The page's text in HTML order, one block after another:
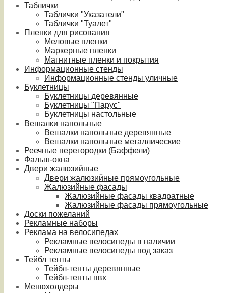
Таблички
Таблички "Указатели"
Таблички "Туалет"
Пленки для рисования
Меловые пленки
Маркерные пленки
Магнитные пленки и покрытия
Информационные стенды
Информационные стенды уличные
Буклетницы
Буклетницы деревянные
Буклетницы "Парус"
Буклетницы настольные
Вешалки напольные
Вешалки напольные деревянные
Вешалки напольные металлические
Реечные перегородки (Баффели)
Фальш-окна
Двери жалюзийные
Двери жалюзийные прямоугольные
Жалюзийные фасады
Жалюзийные фасады квадратные
Жалюзийные фасады прямоугольные
Доски пожеланий
Рекламные наборы
Реклама на велосипедах
Рекламные велосипеды в наличии
Рекламные велосипеды под заказ
Тейбл тенты
Тейбл-тенты деревянные
Тейбл-тенты пвх
Менюхолдеры